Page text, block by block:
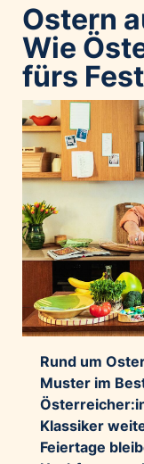
Ostern
Wie
fürs
Rund um
Muster im
Klassiker
Feiertage